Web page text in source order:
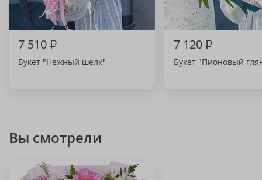
7 510₽
Букет "Нежный шелк"
7 120₽
Букет "Пионовый
Вы смотрели